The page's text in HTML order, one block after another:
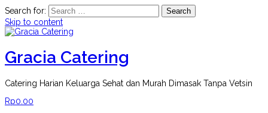
Search for:
Skip to content
Gracia Catering
Catering Harian Keluarga Sehat dan Murah Dimasak Tanpa Vetsin
Rp0.00